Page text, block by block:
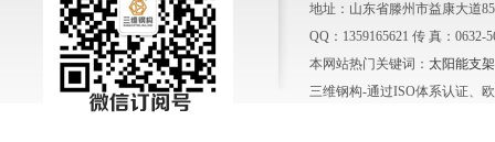
地址：山东省滕州市益康大道
QQ：1359165621 传 真：0632-
本网站热门关键词： 太阳能支架
三维钢构-通过ISO体系认证、